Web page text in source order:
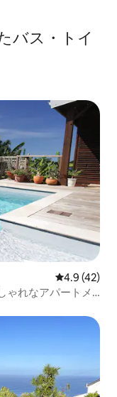
バス・トイ
レビュー42
4.9 (42)
ゃれなアパートメ